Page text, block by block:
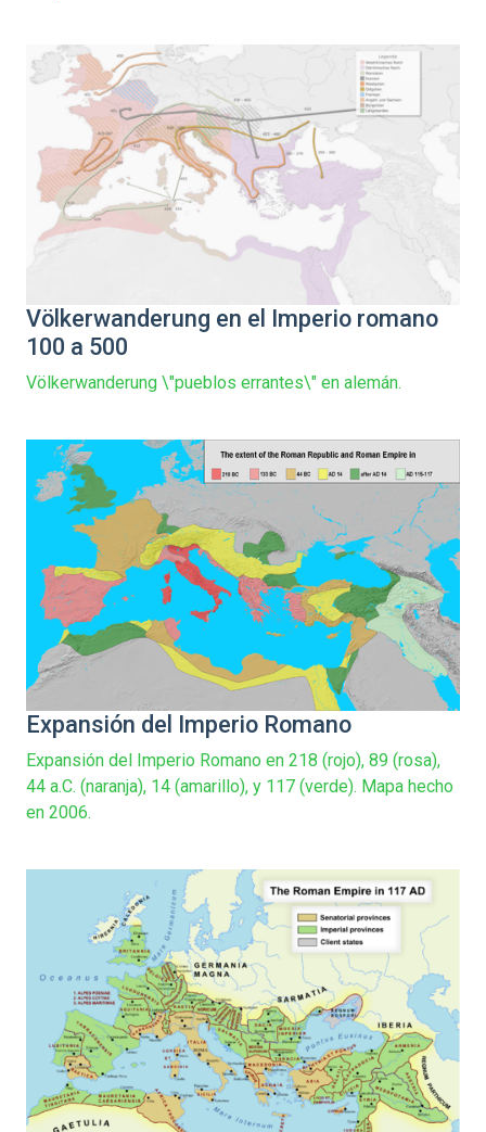
Völkerwanderung en el Imperio romano
100 a 500
Völkerwanderung \"pueblos errantes\" en alemán.
Expansión del Imperio Romano
Expansión del Imperio Romano en 218 (rojo), 89 (rosa),
44 a.C. (naranja), 14 (amarillo), y 117 (verde). Mapa hecho
en 2006.